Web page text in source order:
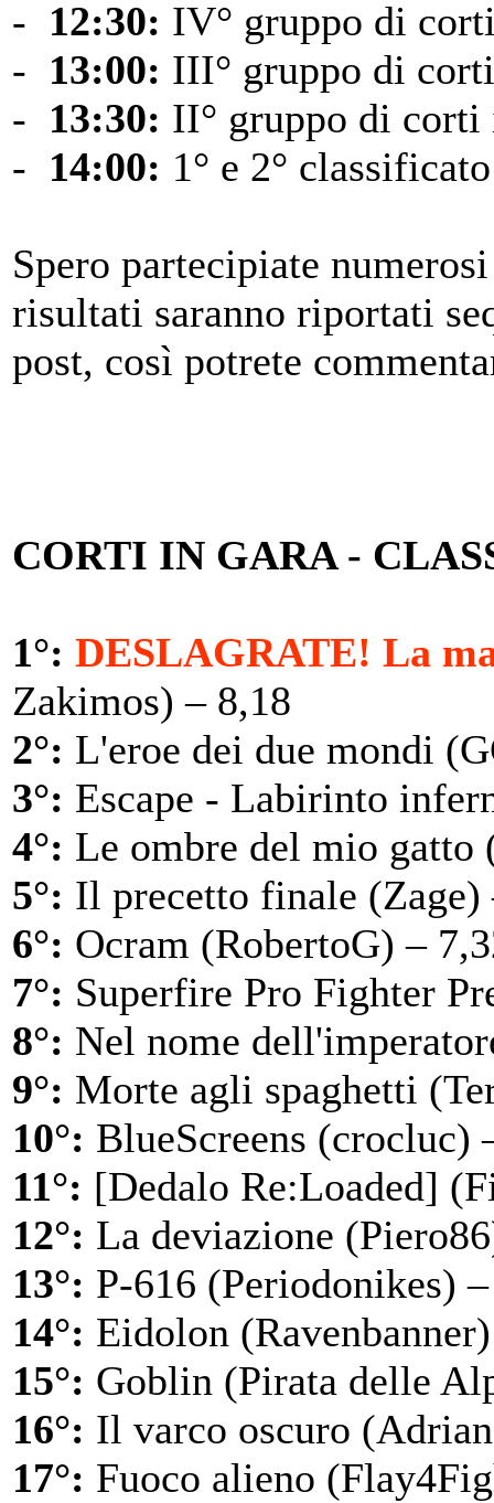
- 12:30: IV° gruppo di
- 13:00: III° gruppo di
- 13:30: II° gruppo di corti
- 14:00: 1° e 2°
Spero partecipiate
risultati saranno riportati
post, così potrete
CORTI IN GARA -
1°: DESLAGRATE! La
Zakimos) – 8,18
2°: L'eroe dei due mondi
3°: Escape - Labirinto
4°: Le ombre del mio
5°: Il precetto finale (Zage)
6°: Ocram (RobertoG) –
7°: Superfire Pro Fighter
8°: Nel nome
9°: Morte agli spaghetti
10°: BlueScreens (crocluc)
11°: [Dedalo Re:Loaded]
12°: La deviazione
13°: P-616 (Periodonikes)
14°: Eidolon
15°: Goblin (Pirata delle
16°: Il varco oscuro
17°: Fuoco alieno